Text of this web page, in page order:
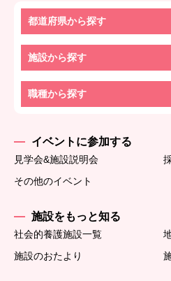
都道府県から探す
施設から探す
職種から探す
イベントに参加する
見学会&施設説明会
その他のイベント
施設をもっと知る
社会的養護施設一覧
施設のおたより